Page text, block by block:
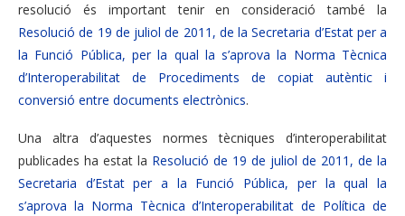
resolució és important tenir en consideració també la
Resolució de 19 de juliol de 2011, de la Secretaria d’Estat per a
la Funció Pública, per la qual la s’aprova la Norma Tècnica
d’Interoperabilitat de Procediments de copiat autèntic i
conversió entre documents electrònics.
Una altra d’aquestes normes tècniques d’interoperabilitat
publicades ha estat la Resolució de 19 de juliol de 2011, de la
Secretaria d’Estat per a la Funció Pública, per la qual la
s’aprova la Norma Tècnica d’Interoperabilitat de Política de